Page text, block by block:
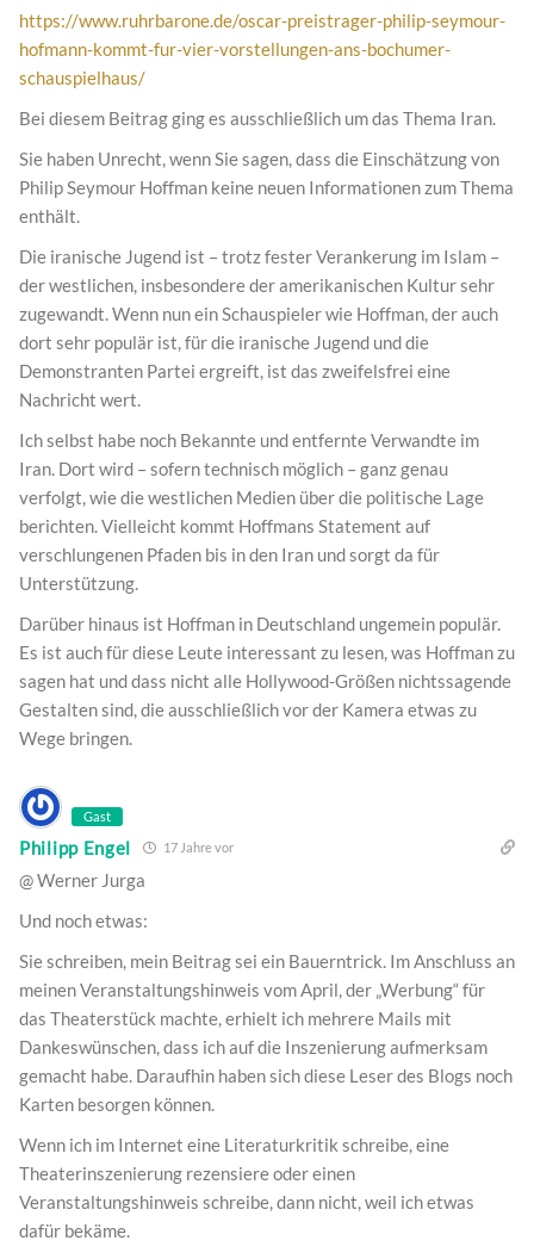
https://www.ruhrbarone.de/oscar-preistrager-philip-seymour-
hofmann-kommt-fur-vier-vorstellungen-ans-bochumer-
schauspielhaus/
Bei diesem Beitrag ging es ausschließlich um das Thema Iran.
Sie haben Unrecht, wenn Sie sagen, dass die Einschätzung von
Philip Seymour Hoffman keine neuen Informationen zum Thema
enthält.
Die iranische Jugend ist – trotz fester Verankerung im Islam –
der westlichen, insbesondere der amerikanischen Kultur sehr
zugewandt. Wenn nun ein Schauspieler wie Hoffman, der auch
dort sehr populär ist, für die iranische Jugend und die
Demonstranten Partei ergreift, ist das zweifelsfrei eine
Nachricht wert.
Ich selbst habe noch Bekannte und entfernte Verwandte im
Iran. Dort wird – sofern technisch möglich – ganz genau
verfolgt, wie die westlichen Medien über die politische Lage
berichten. Vielleicht kommt Hoffmans Statement auf
verschlungenen Pfaden bis in den Iran und sorgt da für
Unterstützung.
Darüber hinaus ist Hoffman in Deutschland ungemein populär.
Es ist auch für diese Leute interessant zu lesen, was Hoffman zu
sagen hat und dass nicht alle Hollywood-Größen nichtssagende
Gestalten sind, die ausschließlich vor der Kamera etwas zu
Wege bringen.
Gast
Philipp Engel 17 Jahre vor
@ Werner Jurga
Und noch etwas:
Sie schreiben, mein Beitrag sei ein Bauerntrick. Im Anschluss an
meinen Veranstaltungshinweis vom April, der „Werbung“ für
das Theaterstück machte, erhielt ich mehrere Mails mit
Dankeswünschen, dass ich auf die Inszenierung aufmerksam
gemacht habe. Daraufhin haben sich diese Leser des Blogs noch
Karten besorgen können.
Wenn ich im Internet eine Literaturkritik schreibe, eine
Theaterinszenierung rezensiere oder einen
Veranstaltungshinweis schreibe, dann nicht, weil ich etwas
dafür bekäme.